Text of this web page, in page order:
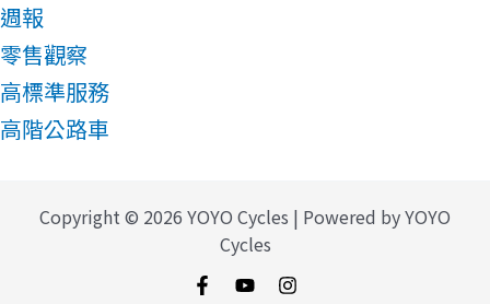
週報
零售觀察
高標準服務
高階公路車
Copyright © 2026 YOYO Cycles | Powered by YOYO
Cycles